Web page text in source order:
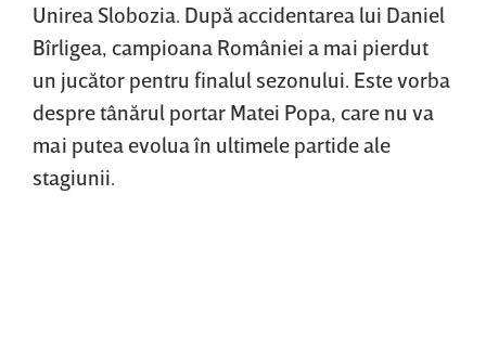
Unirea Slobozia. După accidentarea lui Daniel
Bîrligea, campioana României a mai pierdut
un jucător pentru finalul sezonului. Este vorba
despre tânărul portar Matei Popa, care nu va
mai putea evolua în ultimele partide ale
stagiunii.